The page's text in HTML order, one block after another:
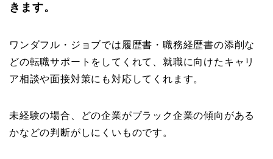
きます。
ワンダフル・ジョブでは履歴書・職務経歴書の添削な
どの転職サポートをしてくれて、就職に向けたキャリ
ア相談や面接対策にも対応してくれます。
未経験の場合、どの企業がブラック企業の傾向がある
かなどの判断がしにくいものです。